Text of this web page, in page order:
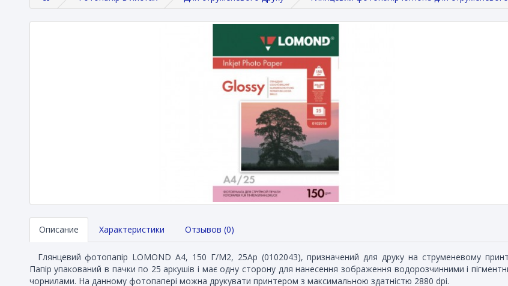
Описание Характеристики Отзывов (0)
Глянцевий фотопапір LOMOND A4, 150 Г/М2, 25Ар (0102043), призначений для друку на струменевому
Папір упакований в пачки по 25 аркушів і має одну сторону для нанесення зображення водорозчинними і
чорнилами. На данному фотопапері можна друкувати принтером з максимальною здатністю 2880 dpi.